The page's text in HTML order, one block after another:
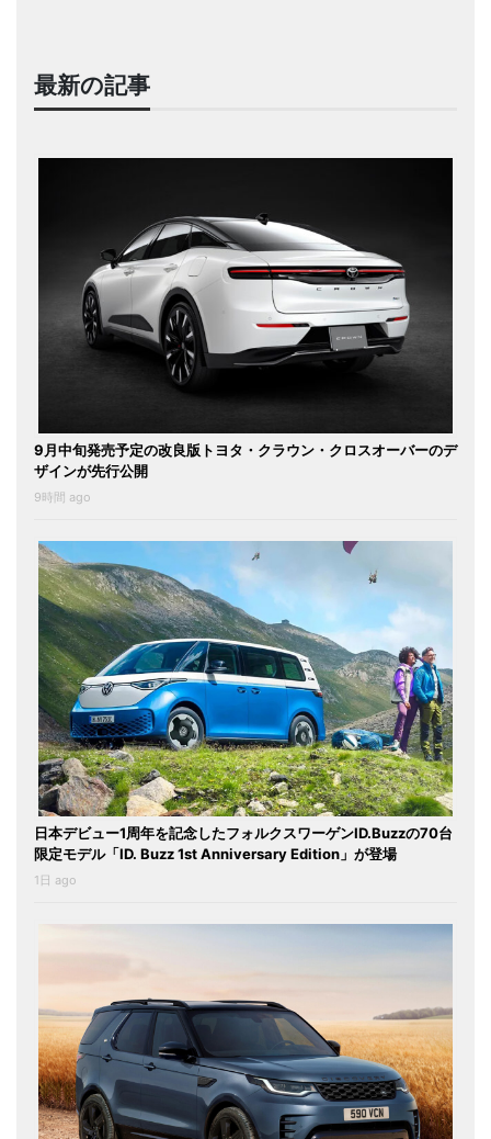
最新の記事
9月中旬発売予定の改良版トヨタ・クラウン・クロスオーバーのデ
ザインが先行公開
9時間 ago
日本デビュー1周年を記念したフォルクスワーゲンID.Buzzの70台
限定モデル「ID. Buzz 1st Anniversary Edition」が登場
1日 ago